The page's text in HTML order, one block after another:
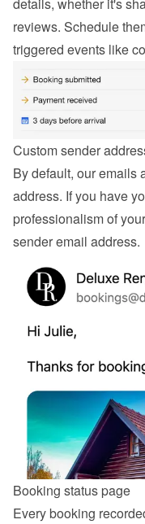
reviews. Schedule
triggered events like
Custom sender
By default, our emails
address. If you have
professionalism of
sender email address.
Booking status page
Every booking